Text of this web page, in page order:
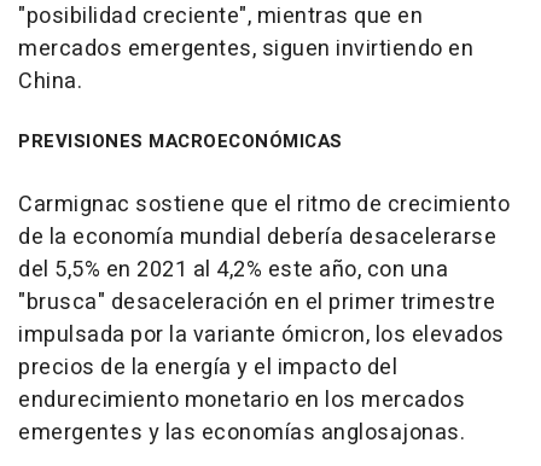
"posibilidad creciente", mientras que en
mercados emergentes, siguen invirtiendo en
China.
PREVISIONES MACROECONÓMICAS
Carmignac sostiene que el ritmo de crecimiento
de la economía mundial debería desacelerarse
del 5,5% en 2021 al 4,2% este año, con una
"brusca" desaceleración en el primer trimestre
impulsada por la variante ómicron, los elevados
precios de la energía y el impacto del
endurecimiento monetario en los mercados
emergentes y las economías anglosajonas.